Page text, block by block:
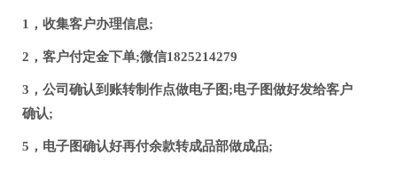
1，收集客户办理信息;
2，客户付定金下单;微信1825214279
3，公司确认到账转制作点做电子图;电子图做好发给客户
确认;
5，电子图确认好再付余款转成品部做成品;